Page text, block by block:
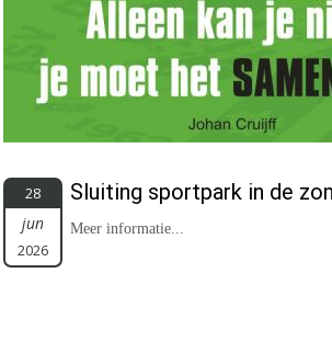
28
jun
2026
Sluiting sportpark in de
Meer informatie...